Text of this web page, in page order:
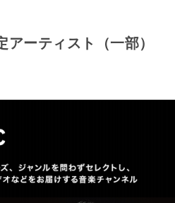
アーティスト（一部）